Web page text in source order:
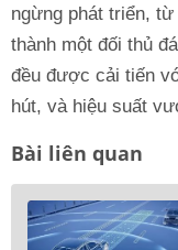
ngừng phát triển,
thành một đối thủ
đều được cải tiến
hút, và hiệu suất
Bài liên quan